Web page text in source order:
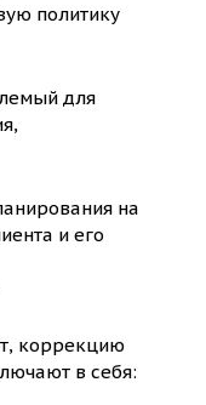
политику
для
на
и его
коррекцию
в себя: